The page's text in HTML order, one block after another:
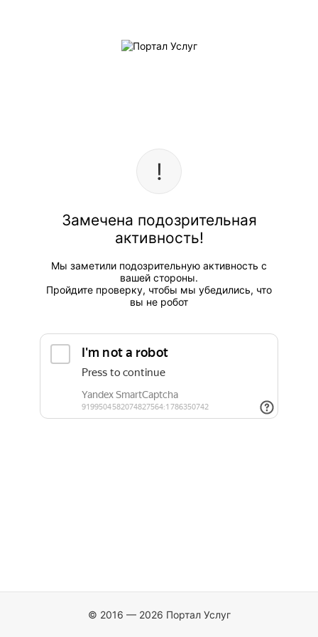
Замечена подозрительная
активность!
Мы заметили подозрительную активность с
вашей стороны.
Пройдите проверку, чтобы мы убедились, что
вы не робот
© 2016 — 2026 Портал Услуг